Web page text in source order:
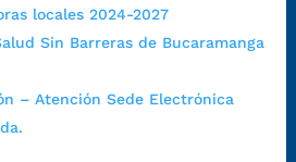
locales 2024-2027
Sin Barreras de Bucaramanga
– Atención Sede Electrónica
de Datos Personales |
|